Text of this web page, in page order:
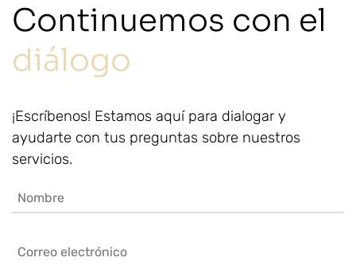
Continuemos con el
diálogo
¡Escríbenos! Estamos aquí para dialogar y
ayudarte con tus preguntas sobre nuestros
servicios.